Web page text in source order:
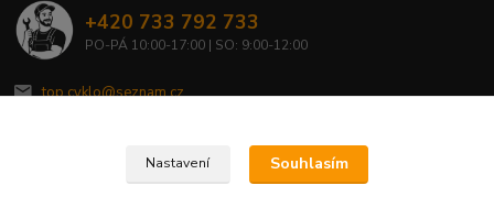
+420 733 792 733
PO-PÁ 10:00-17:00 | SO: 9:00-12:00
top.cyklo@seznam.cz
Nastavení Souhlasím